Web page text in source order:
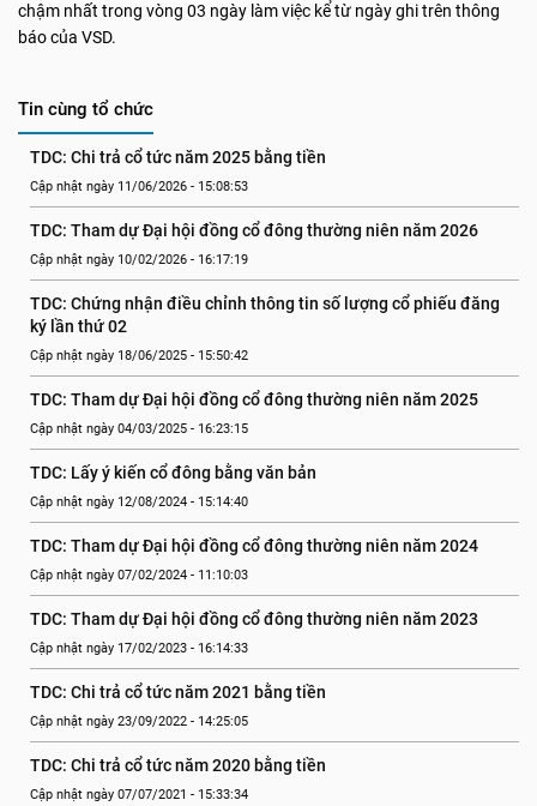
chậm nhất trong vòng 03 ngày làm việc kể từ ngày ghi trên thông
báo của VSD.
Tin cùng tổ chức
TDC: Chi trả cổ tức năm 2025 bằng tiền
Cập nhật ngày 11/06/2026 - 15:08:53
TDC: Tham dự Đại hội đồng cổ đông thường niên năm 2026
Cập nhật ngày 10/02/2026 - 16:17:19
TDC: Chứng nhận điều chỉnh thông tin số lượng cổ phiếu đăng
ký lần thứ 02
Cập nhật ngày 18/06/2025 - 15:50:42
TDC: Tham dự Đại hội đồng cổ đông thường niên năm 2025
Cập nhật ngày 04/03/2025 - 16:23:15
TDC: Lấy ý kiến cổ đông bằng văn bản
Cập nhật ngày 12/08/2024 - 15:14:40
TDC: Tham dự Đại hội đồng cổ đông thường niên năm 2024
Cập nhật ngày 07/02/2024 - 11:10:03
TDC: Tham dự Đại hội đồng cổ đông thường niên năm 2023
Cập nhật ngày 17/02/2023 - 16:14:33
TDC: Chi trả cổ tức năm 2021 bằng tiền
Cập nhật ngày 23/09/2022 - 14:25:05
TDC: Chi trả cổ tức năm 2020 bằng tiền
Cập nhật ngày 07/07/2021 - 15:33:34